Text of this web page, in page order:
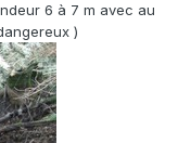
6 à 7 m avec au
)